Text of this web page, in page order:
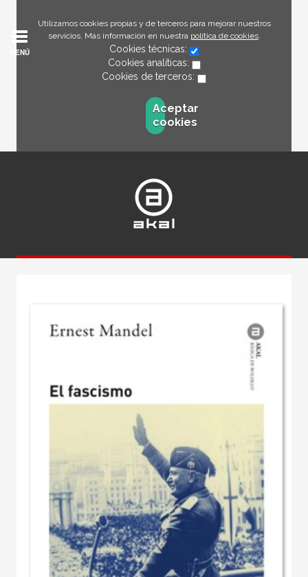
Utilizamos cookies propias y de terceros para mejorar nuestros
servicios. Más información en nuestra política de cookies.
Cookies técnicas:
Cookies analíticas:
Cookies de terceros:
Aceptar
cookies
MENÚ